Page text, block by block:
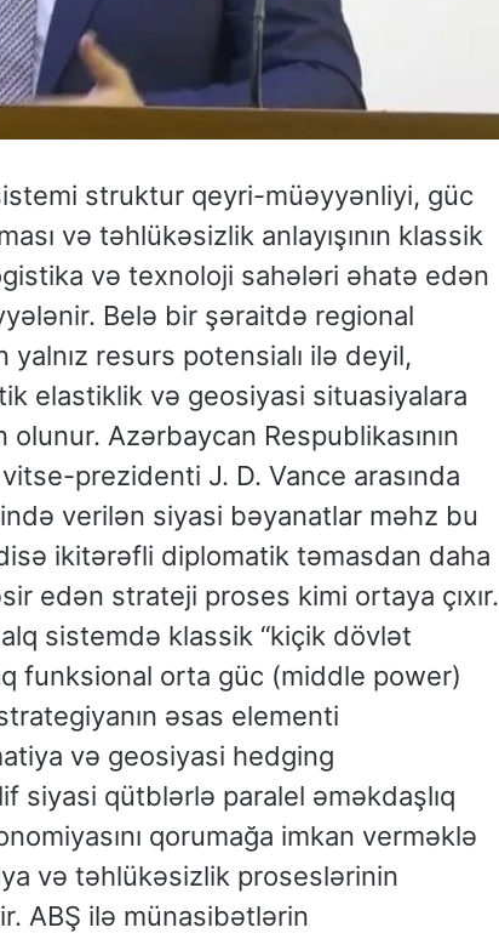
struktur qeyri-müəyyənliyi, güc
və təhlükəsizlik anlayışının klassik
və texnoloji sahələri əhatə edən
Belə bir şəraitdə regional
yalnız resurs potensialı ilə deyil,
elastiklik və geosiyasi situasiyalara
Azərbaycan Respublikasının
prezidenti J. D. Vance arasında
verilən siyasi bəyanatlar məhz bu
ikitərəfli diplomatik təmasdan daha
edən strateji proses kimi ortaya çıxır.
sistemdə klassik “kiçik dövlət
funksional orta güc (middle power)
əsas elementi
və geosiyasi hedging
siyasi qütblərlə paralel əməkdaşlıq
qorumağa imkan verməklə
və təhlükəsizlik proseslərinin
ABŞ ilə münasibətlərin